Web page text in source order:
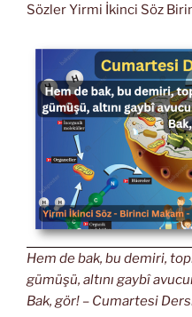
Sözler Yirmi İkinci Söz
Hem de bak, bu demiri,
gümüşü, altını gaybî
Bak, gör! – Cumartesi